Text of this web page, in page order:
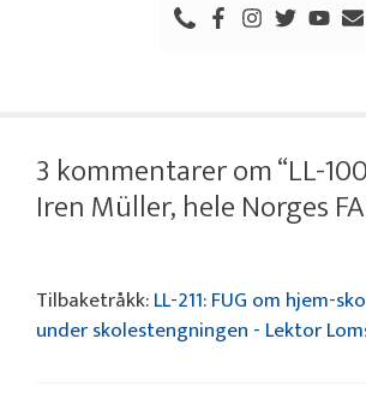
3 kommentarer om “LL-
Iren Müller, hele Norges
Tilbaketråkk:LL-211: FUG om hjem-
under skolestengningen - Lektor